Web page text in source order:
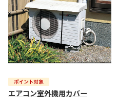
エアコン室外機用カバー